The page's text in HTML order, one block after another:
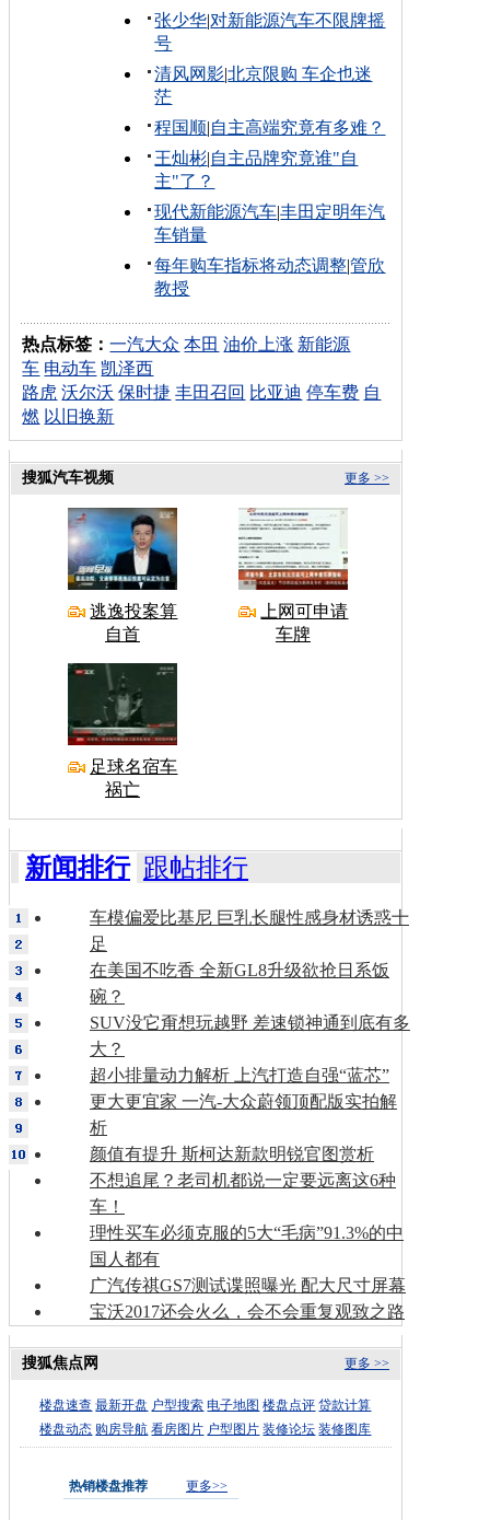
张少华|对新能源汽车不限牌摇
号
清风网影|北京限购 车企也迷
茫
程国顺|自主高端究竟有多难？
王灿彬|自主品牌究竟谁"自
主"了？
现代新能源汽车|丰田定明年汽
车销量
每年购车指标将动态调整|管欣
教授
热点标签：一汽大众 本田 油价上涨 新能源
车 电动车 凯泽西
路虎 沃尔沃 保时捷 丰田召回 比亚迪 停车费 自
燃 以旧换新
更多 >>
搜狐汽车视频
逃逸投案算
自首
上网可申请
车牌
足球名宿车
祸亡
新闻排行 跟帖排行
车模偏爱比基尼 巨乳长腿性感身材诱惑十
足
在美国不吃香 全新GL8升级欲抢日系饭
碗？
SUV没它甭想玩越野 差速锁神通到底有多
大？
超小排量动力解析 上汽打造自强“蓝芯”
更大更宜家 一汽-大众蔚领顶配版实拍解
析
颜值有提升 斯柯达新款明锐官图赏析
不想追尾？老司机都说一定要远离这6种
车！
理性买车必须克服的5大“毛病”91.3%的中
国人都有
广汽传祺GS7测试谍照曝光 配大尺寸屏幕
宝沃2017还会火么，会不会重复观致之路
更多 >>
搜狐焦点网
楼盘速查 最新开盘 户型搜索 电子地图 楼盘点评 贷款计算
楼盘动态 购房导航 看房图片 户型图片 装修论坛 装修图库
热销楼盘推荐 更多>>